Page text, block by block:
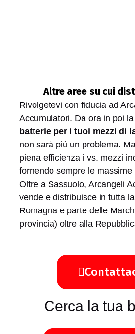
Altre aree su cui
Rivolgetevi con fiducia ad
Accumulatori. Da ora in poi
batterie per i tuoi mezzi di
non sarà più un problema.
piena efficienza i vs. mezzi
fornendo sempre le massime
Oltre a Sassuolo, Arcangeli
vende e distribuisce in tutta
Romagna e parte delle
provincia) oltre alla
Cerca la tua